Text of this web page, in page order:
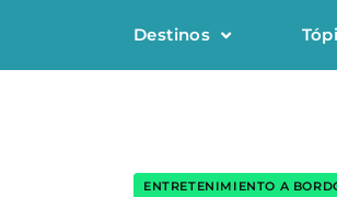
Destinos
ENTRETENIMIENTO A